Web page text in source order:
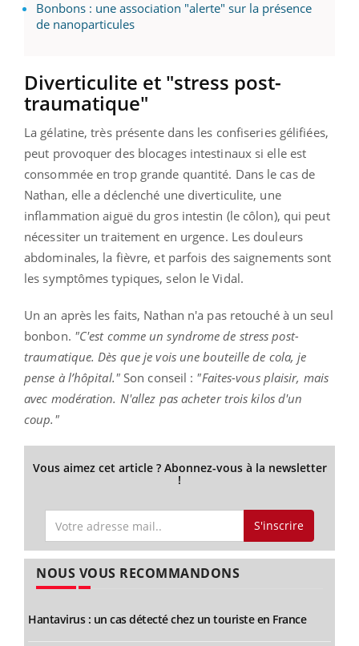
Bonbons : une association "alerte" sur la présence
de nanoparticules
Diverticulite et "stress post-
traumatique"
La gélatine, très présente dans les confiseries gélifiées,
peut provoquer des blocages intestinaux si elle est
consommée en trop grande quantité. Dans le cas de
Nathan, elle a déclenché une diverticulite, une
inflammation aiguë du gros intestin (le côlon), qui peut
nécessiter un traitement en urgence. Les douleurs
abdominales, la fièvre, et parfois des saignements sont
les symptômes typiques, selon le Vidal.
Un an après les faits, Nathan n'a pas retouché à un seul
bonbon. "C'est comme un syndrome de stress post-
traumatique. Dès que je vois une bouteille de cola, je
pense à l’hôpital." Son conseil : "Faites-vous plaisir, mais
avec modération. N'allez pas acheter trois kilos d'un
coup."
Vous aimez cet article ? Abonnez-vous à la newsletter
!
S'inscrire
NOUS VOUS RECOMMANDONS
Hantavirus : un cas détecté chez un touriste en France